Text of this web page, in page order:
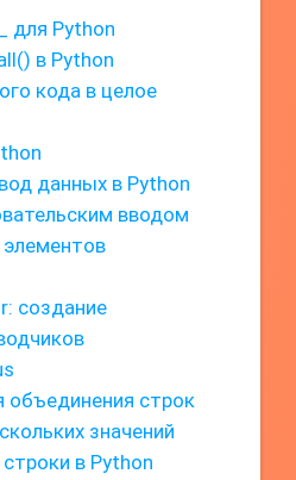
для Python
в Python
кода в целое
данных в Python
вводом
создание
объединения строк
значений
в Python